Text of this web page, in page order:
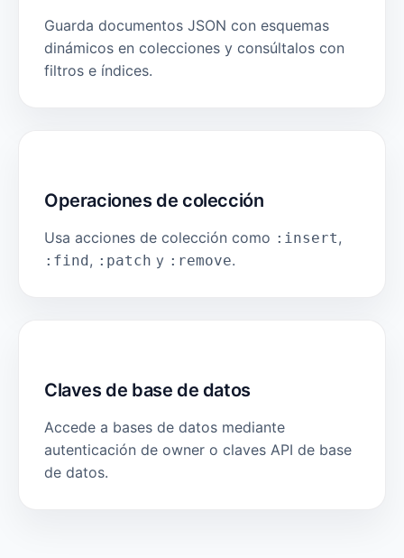
Guarda documentos JSON con esquemas
dinámicos en colecciones y consúltalos con
filtros e índices.
Operaciones de colección
Usa acciones de colección como :insert,
:find, :patch y :remove.
Claves de base de datos
Accede a bases de datos mediante
autenticación de owner o claves API de base
de datos.